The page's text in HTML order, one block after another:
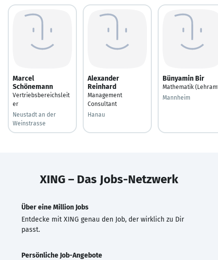
Marcel
Schönemann
Vertriebsbereichsleit
er
Neustadt an der
Weinstrasse
Alexander
Reinhard
Management
Consultant
Hanau
Bünyamin Bir
Mathematik
Mannheim
XING – Das Jobs-Netzwerk
Über eine Million Jobs
Entdecke mit XING genau den Job, der wirklich zu Dir
passt.
Persönliche Job-Angebote